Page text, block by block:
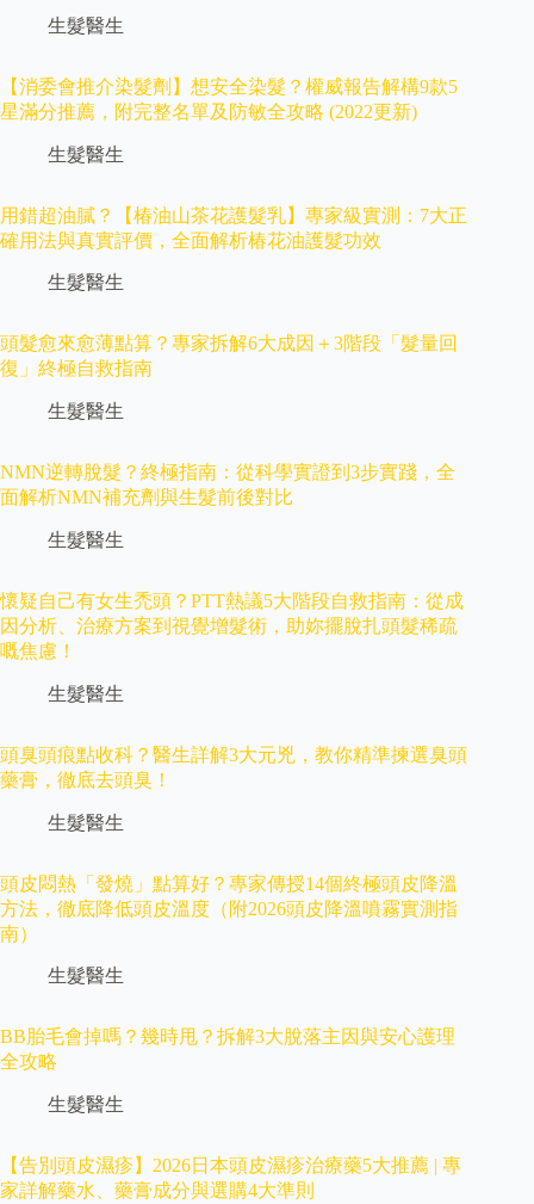
生髮醫生
【消委會推介染髮劑】想安全染髮？權威報告解構9款5
星滿分推薦，附完整名單及防敏全攻略 (2022更新)
生髮醫生
用錯超油膩？【椿油山茶花護髮乳】專家級實測：7大正
確用法與真實評價，全面解析椿花油護髮功效
生髮醫生
頭髮愈來愈薄點算？專家拆解6大成因＋3階段「髮量回
復」終極自救指南
生髮醫生
NMN逆轉脫髮？終極指南：從科學實證到3步實踐，全
面解析NMN補充劑與生髮前後對比
生髮醫生
懷疑自己有女生禿頭？PTT熱議5大階段自救指南：從成
因分析、治療方案到視覺增髮術，助妳擺脫扎頭髮稀疏
嘅焦慮！
生髮醫生
頭臭頭痕點收科？醫生詳解3大元兇，教你精準揀選臭頭
藥膏，徹底去頭臭！
生髮醫生
頭皮悶熱「發燒」點算好？專家傳授14個終極頭皮降溫
方法，徹底降低頭皮溫度（附2026頭皮降溫噴霧實測指
南）
生髮醫生
BB胎毛會掉嗎？幾時甩？拆解3大脫落主因與安心護理
全攻略
生髮醫生
【告別頭皮濕疹】2026日本頭皮濕疹治療藥5大推薦 | 專
家詳解藥水、藥膏成分與選購4大準則